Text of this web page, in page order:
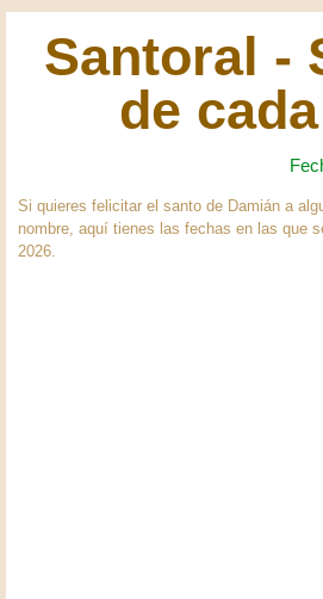
Santoral -
de
Si quieres felicitar el santo de Damián a
nombre, aquí tienes las fechas en las que
2026.